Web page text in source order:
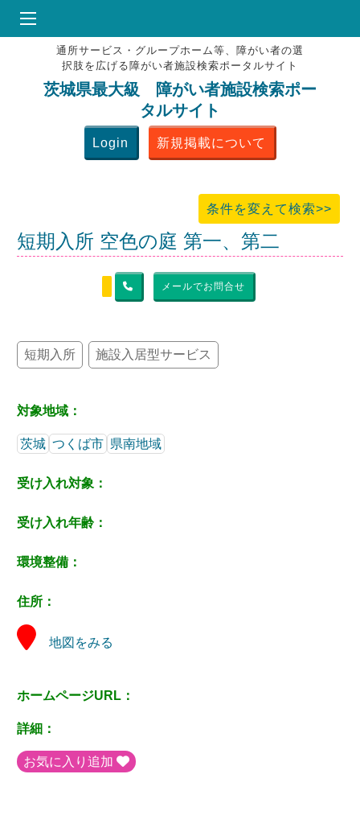
HOME
♥お気にりブックマーク
掲載会員MENU
よくある質問
通所サービス・グループホーム等、障がい者の選
択肢を広げる障がい者施設検索ポータルサイト
茨城県最大級 障がい者施設検索ポー
タルサイト
Login 新規掲載について
条件を変えて検索>>
短期入所 空色の庭 第一、第二
メールでお問合せ
短期入所 施設入居型サービス
対象地域：
茨城 つくば市 県南地域
受け入れ対象：
受け入れ年齢：
環境整備：
住所：
地図をみる
ホームページURL：
詳細：
お気に入り追加